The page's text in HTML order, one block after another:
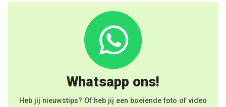
Whatsapp ons!
Heb jij nieuwstips? Of heb jij een boeiende foto of video